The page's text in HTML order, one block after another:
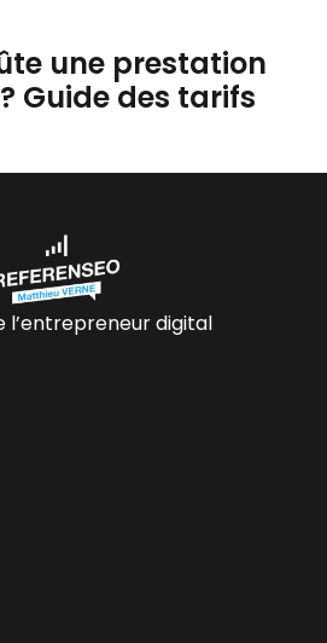
une prestation
Guide des tarifs
l’entrepreneur digital